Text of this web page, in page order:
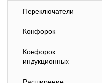
Переключатели
Конфорок
Конфорок
индукционных